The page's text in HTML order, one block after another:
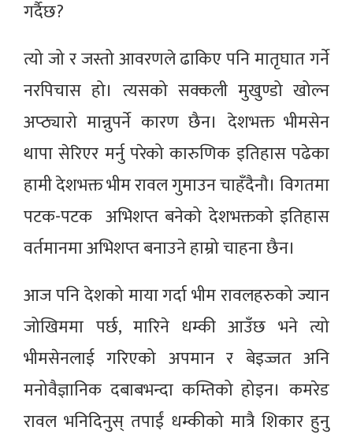
गर्दैछ?
त्यो जो र जस्तो आवरणले ढाकिए पनि मातृघात गर्ने
नरपिचास हो। त्यसको सक्कली मुखुण्डो खोल्न
अप्ठ्यारो मान्नुपर्ने कारण छैन। देशभक्त भीमसेन
थापा सेरिएर मर्नु परेको कारुणिक इतिहास पढेका
हामी देशभक्त भीम रावल गुमाउन चाहँदैनौ। विगतमा
पटक-पटक अभिशप्त बनेको देशभक्तको इतिहास
वर्तमानमा अभिशप्त बनाउने हाम्रो चाहना छैन।
आज पनि देशको माया गर्दा भीम रावलहरुको ज्यान
जोखिममा पर्छ, मारिने धम्की आउँछ भने त्यो
भीमसेनलाई गरिएको अपमान र बेइज्जत अनि
मनोवैज्ञानिक दबाबभन्दा कम्तिको होइन। कमरेड
रावल भनिदिनुस् तपाईं धम्कीको मात्रै शिकार हुनु